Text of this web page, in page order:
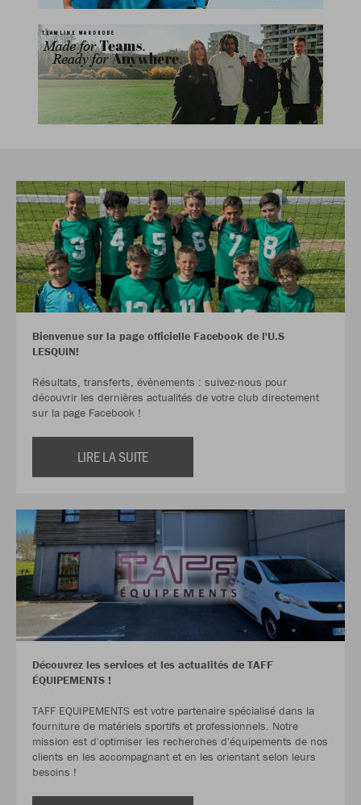
Bienvenue sur la page officielle Facebook de l'U.S
LESQUIN!
Résultats, transferts, évènements : suivez-nous pour
découvrir les dernières actualités de votre club directement
sur la page Facebook !
LIRE LA SUITE
Découvrez les services et les actualités de TAFF
ÉQUIPEMENTS !
TAFF EQUIPEMENTS est votre partenaire spécialisé dans la
fourniture de matériels sportifs et professionnels. Notre
mission est d'optimiser les recherches d'équipements de nos
clients en les accompagnant et en les orientant selon leurs
besoins !